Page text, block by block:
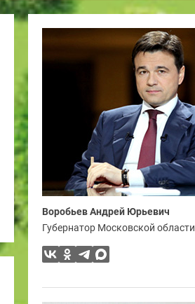
Воробьев Андрей Юрьевич
Губернатор Московской области